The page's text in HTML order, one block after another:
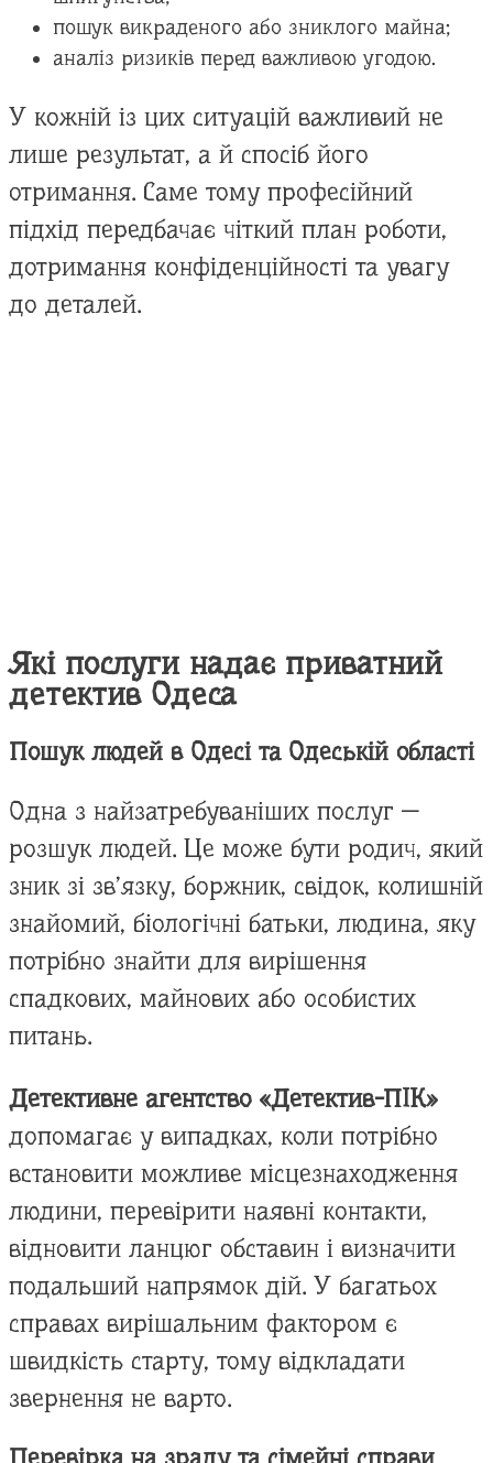
пошук викраденого або зниклого майна;
аналіз ризиків перед важливою угодою.
У кожній із цих ситуацій важливий не
лише результат, а й спосіб його
отримання. Саме тому професійний
підхід передбачає чіткий план роботи,
дотримання конфіденційності та увагу
до деталей.
Які послуги надає приватний
детектив Одеса
Пошук людей в Одесі та Одеській області
Одна з найзатребуваніших послуг —
розшук людей. Це може бути родич, який
зник зі зв’язку, боржник, свідок, колишній
знайомий, біологічні батьки, людина, яку
потрібно знайти для вирішення
спадкових, майнових або особистих
питань.
Детективне агентство «Детектив-ПІК»
допомагає у випадках, коли потрібно
встановити можливе місцезнаходження
людини, перевірити наявні контакти,
відновити ланцюг обставин і визначити
подальший напрямок дій. У багатьох
справах вирішальним фактором є
швидкість старту, тому відкладати
звернення не варто.